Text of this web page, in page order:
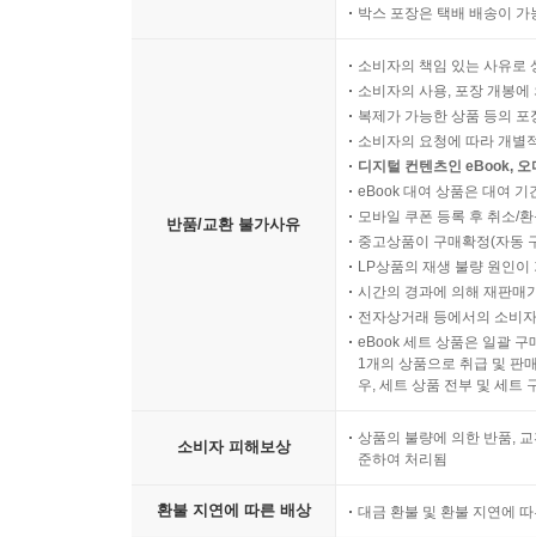
박스 포장은 택배 배송이
반품/교환 불가사유
소비자의 책임 있는 사유로
소비자의 사용, 포장 개봉
복제가 가능한 상품 등의
소비자의 요청에 따라 개별
디지털 컨텐츠인 eBook,
eBook 대여 상품은 대여 기
모바일 쿠폰 등록 후 취소/
중고상품이 구매확정(자동
LP상품의 재생 불량 원인
시간의 경과에 의해 재판매
전자상거래 등에서의 소비
eBook 세트 상품은 일괄 구
1개의 상품으로 취급 및 판
우, 세트 상품 전부 및 세트
소비자 피해보상
상품의 불량에 의한 반품,
준하여 처리됨
환불 지연에 따른 배상 대금 환불 및 환불 지연에